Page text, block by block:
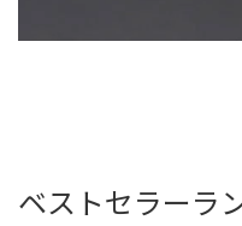
ベストセラーラ